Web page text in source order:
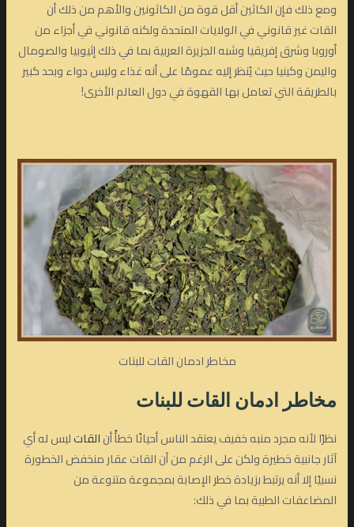
ومع ذلك فإن الكاثين أقل قوة من الكاثونين والأهم من ذلك أن
القات غير قانوني في الولايات المتحدة ولكنه قانوني في أجزاء من
أوروبا وشرق إفريقيا وشبه الجزيرة العربية بما في ذلك إثيوبيا والصومال
واليمن وكينيا حيث يُنظر إليه عمومًا على أنه غذاء وليس دواء وبحد كبير
بالطريقة التي تعامل بها القهوة في دول العالم الأخرى!
مخاطر ادمان القات للبنات
مخاطر ادمان القات للبنات
نظرًا لأنه مجرد منبه خفيف يعتقد الناس أحيانًا خطأً أنالقاتليس له أي
آثار جانبية خطيرة ولكن على الرغم من أن القات عقار منخفض الخطورة
نسبيًا إلا أنه يرتبط بزيادة خطر الإصابة بمجموعة متنوعة من
المضاعفات الطبية بما في ذلك: